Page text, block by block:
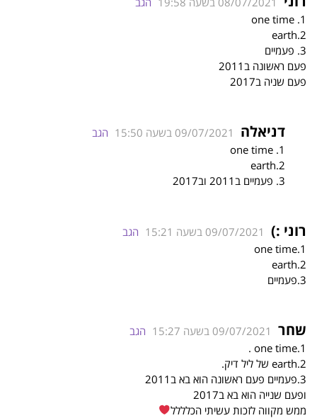
1. one time
2.earth
3. פעמיים
פעם ראשונה ב2011
פעם שניה ב2017
דניאלה 09/07/2021 בשעה 15:50
הגב
1. one time
2.earth
3. פעמיים ב2011 וב2017
רוני :) 09/07/2021 בשעה 15:21
הגב
1.one time
2.earth
3.פעמיים
שחר 09/07/2021 בשעה 15:27
הגב
1.one time .
2.earth של ליל דיק.
3.פעמיים פעם ראשונה הוא בא ב2011
ופעם שנייה הוא בא ב2017
ממש מקווה לזכות עשיתי הכלללל